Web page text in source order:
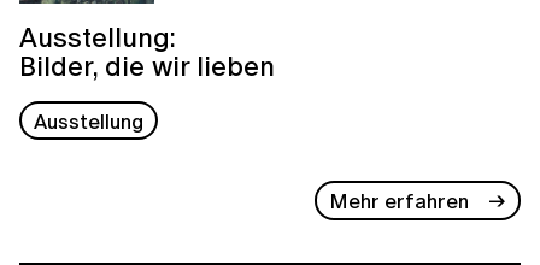
Ausstellung:
Bilder, die wir lieben
Ausstellung
Mehr erfahren